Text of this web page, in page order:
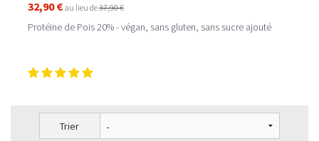
32,90 € au lieu de37,90 €
Protéine de Pois 20% - végan, sans gluten, sans sucre ajouté
Trier